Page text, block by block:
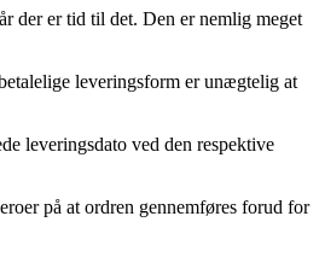
der er tid til det. Den er nemlig meget
leveringsform er unægtelig at
leveringsdato ved den respektive
på at ordren gennemføres forud for